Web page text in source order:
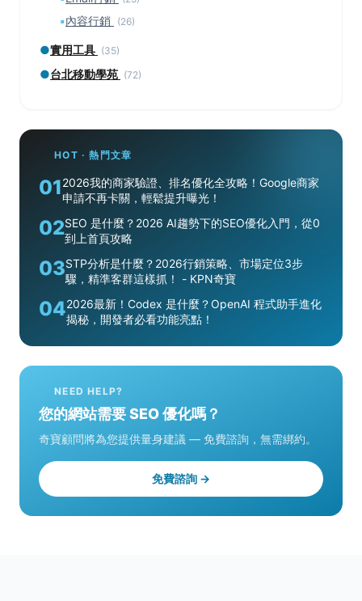
▪內容行銷 (26)
●實用工具 (35)
●台北移動學苑 (72)
HOT · 熱門文章
012026我的商家驗證、排名優化全攻略！Google商家
申請不再卡關，輕鬆提升曝光！
02SEO 是什麼？2026 AI趨勢下的SEO優化入門，從0
到上首頁攻略
03STP分析是什麼？2026行銷策略、市場定位3步
驟，精準客群這樣抓！ - KPN奇寶
042026最新！Codex 是什麼？OpenAI 程式助手進化
揭秘，開發者必看功能亮點！
NEED HELP?
您的網站需要 SEO 優化嗎？
奇寶顧問將為您提供量身建議 — 免費諮詢，無需綁約。
免費諮詢 →